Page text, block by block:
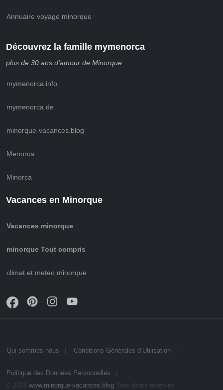
Annuaire voyage minorque
Découvrez la famille mymenorca
plus de 30 ans d'amour de Minorque
mymenorca.info
mymenorca.de
minorque-vacances.blog
Menorca
Minorca
Vacances en Minorque
Vacances minorque
minorque Tout compris
climat et meteo minorque
Qui sommes-nous Conditions Générales d’Utilisation
Politique des Données Personnelles
© 2026 www.minorque-vacances.blog Tous droits réservés